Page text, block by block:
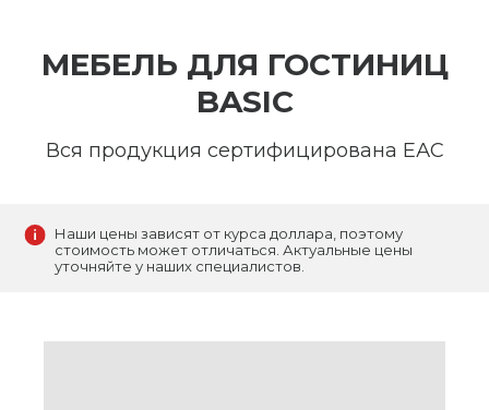
МЕБЕЛЬ ДЛЯ ГОСТИНИЦ
BASIC
Вся продукция сертифицирована ЕАС
Наши цены зависят от курса доллара, поэтому
стоимость может отличаться. Актуальные цены
уточняйте у наших специалистов.